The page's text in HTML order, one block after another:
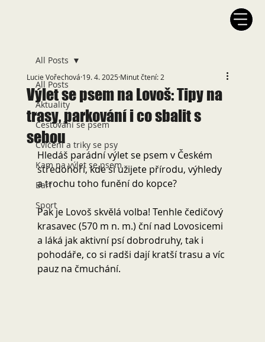
All Posts
Aktuality
Cestování se psem
Cvičení a triky se psy
Kam na výlet se psem
Barf
Sport
All Posts
Výlet se psem na Lovoš: Tipy na
trasy, parkování i co sbalit s
sebou
Lucie Vořechová 19. 4. 2025 Minut čtení: 2
Hledáš parádní výlet se psem v Českém
středohoří, kde si užijete přírodu, výhledy
a trochu toho funění do kopce?
Pak je Lovoš skvělá volba! Tenhle čedičový
krasavec (570 m n. m.) ční nad Lovosicemi
a láká jak aktivní psí dobrodruhy, tak i
pohodáře, co si radši dají kratší trasu a víc
pauz na čmuchání.